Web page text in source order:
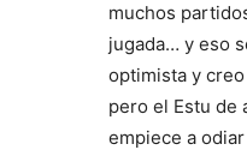
muchos
jugada… y eso
optimista y
pero el Estu de
empiece a